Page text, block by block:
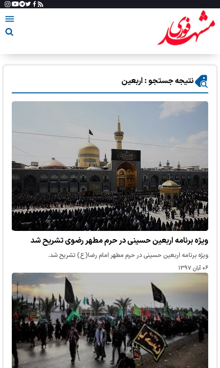
نتیجه جستجو : اربعین
ویژه برنامه اربعین حسینی در حرم مطهر رضوی تشریح شد
ویژه برنامه اربعین حسینی در حرم مطهر امام رضا(ع) تشریح شد.
۰۶ آبان ۱۳۹۷